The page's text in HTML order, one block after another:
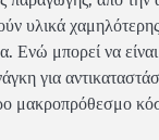
υλικά
Ενώ μπορεί να
για
μακροπρόθεσμο